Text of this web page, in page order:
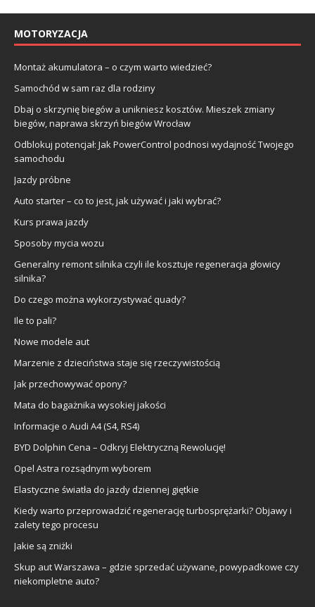
MOTORYZACJA
Montaż akumulatora – o czym warto wiedzieć?
Samochód w sam raz dla rodziny
Dbaj o skrzynię biegów a unikniesz kosztów. Mieszek zmiany
biegów, naprawa skrzyń biegów Wrocław
Odblokuj potencjał: Jak PowerControl podnosi wydajność Twojego
samochodu
Jazdy próbne
Auto starter – co to jest, jak używać i jaki wybrać?
Kurs prawa jazdy
Sposoby mycia wozu
Generalny remont silnika czyli ile kosztuje regeneracja głowicy
silnika?
Do czego można wykorzystywać quady?
Ile to pali?
Nowe modele aut
Marzenie z dzieciństwa staje się rzeczywistością
Jak przechowywać opony?
Mata do bagażnika wysokiej jakości
Informacje o Audi A4 (S4, RS4)
BYD Dolphin Cena – Odkryj Elektryczną Rewolucję!
Opel Astra rozsądnym wyborem
Elastyczne światła do jazdy dziennej giętkie
Kiedy warto przeprowadzić regenerację turbosprężarki? Objawy i
zalety tego procesu
Jakie są zniżki
Skup aut Warszawa – gdzie sprzedać używane, powypadkowe czy
niekompletne auto?